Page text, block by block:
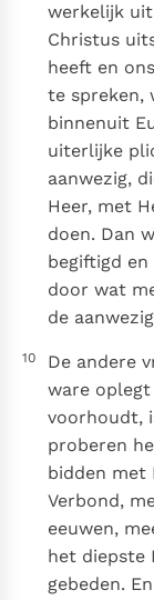
werkelijk
Christus
heeft en
te spreken,
binnenuit
uiterlijke
aanwezig,
Heer, met
doen. Dan
begiftigd
door wat
de
10
De andere
ware
voorhoudt,
proberen
bidden met
Verbond,
eeuwen,
het diepste
gebeden.